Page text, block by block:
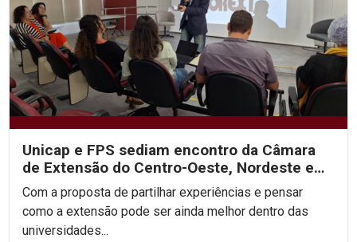
Unicap e FPS sediam encontro da Câmara
de Extensão do Centro-Oeste, Nordeste e
Norte do Brasil
Com a proposta de partilhar experiências e pensar
como a extensão pode ser ainda melhor dentro das
universidades...